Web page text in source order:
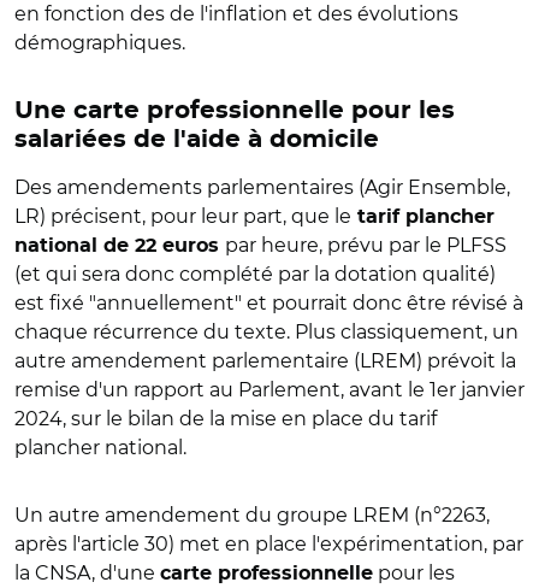
en fonction des de l'inflation et des évolutions
démographiques.
Une carte professionnelle pour les
salariées de l'aide à domicile
Des amendements parlementaires (Agir Ensemble,
LR) précisent, pour leur part, que le tarif plancher
national de 22 euros par heure, prévu par le PLFSS
(et qui sera donc complété par la dotation qualité)
est fixé "annuellement" et pourrait donc être révisé à
chaque récurrence du texte. Plus classiquement, un
autre amendement parlementaire (LREM) prévoit la
remise d'un rapport au Parlement, avant le 1er janvier
2024, sur le bilan de la mise en place du tarif
plancher national.
Un autre amendement du groupe LREM (n°2263,
après l'article 30) met en place l'expérimentation, par
la CNSA, d'une carte professionnelle pour les